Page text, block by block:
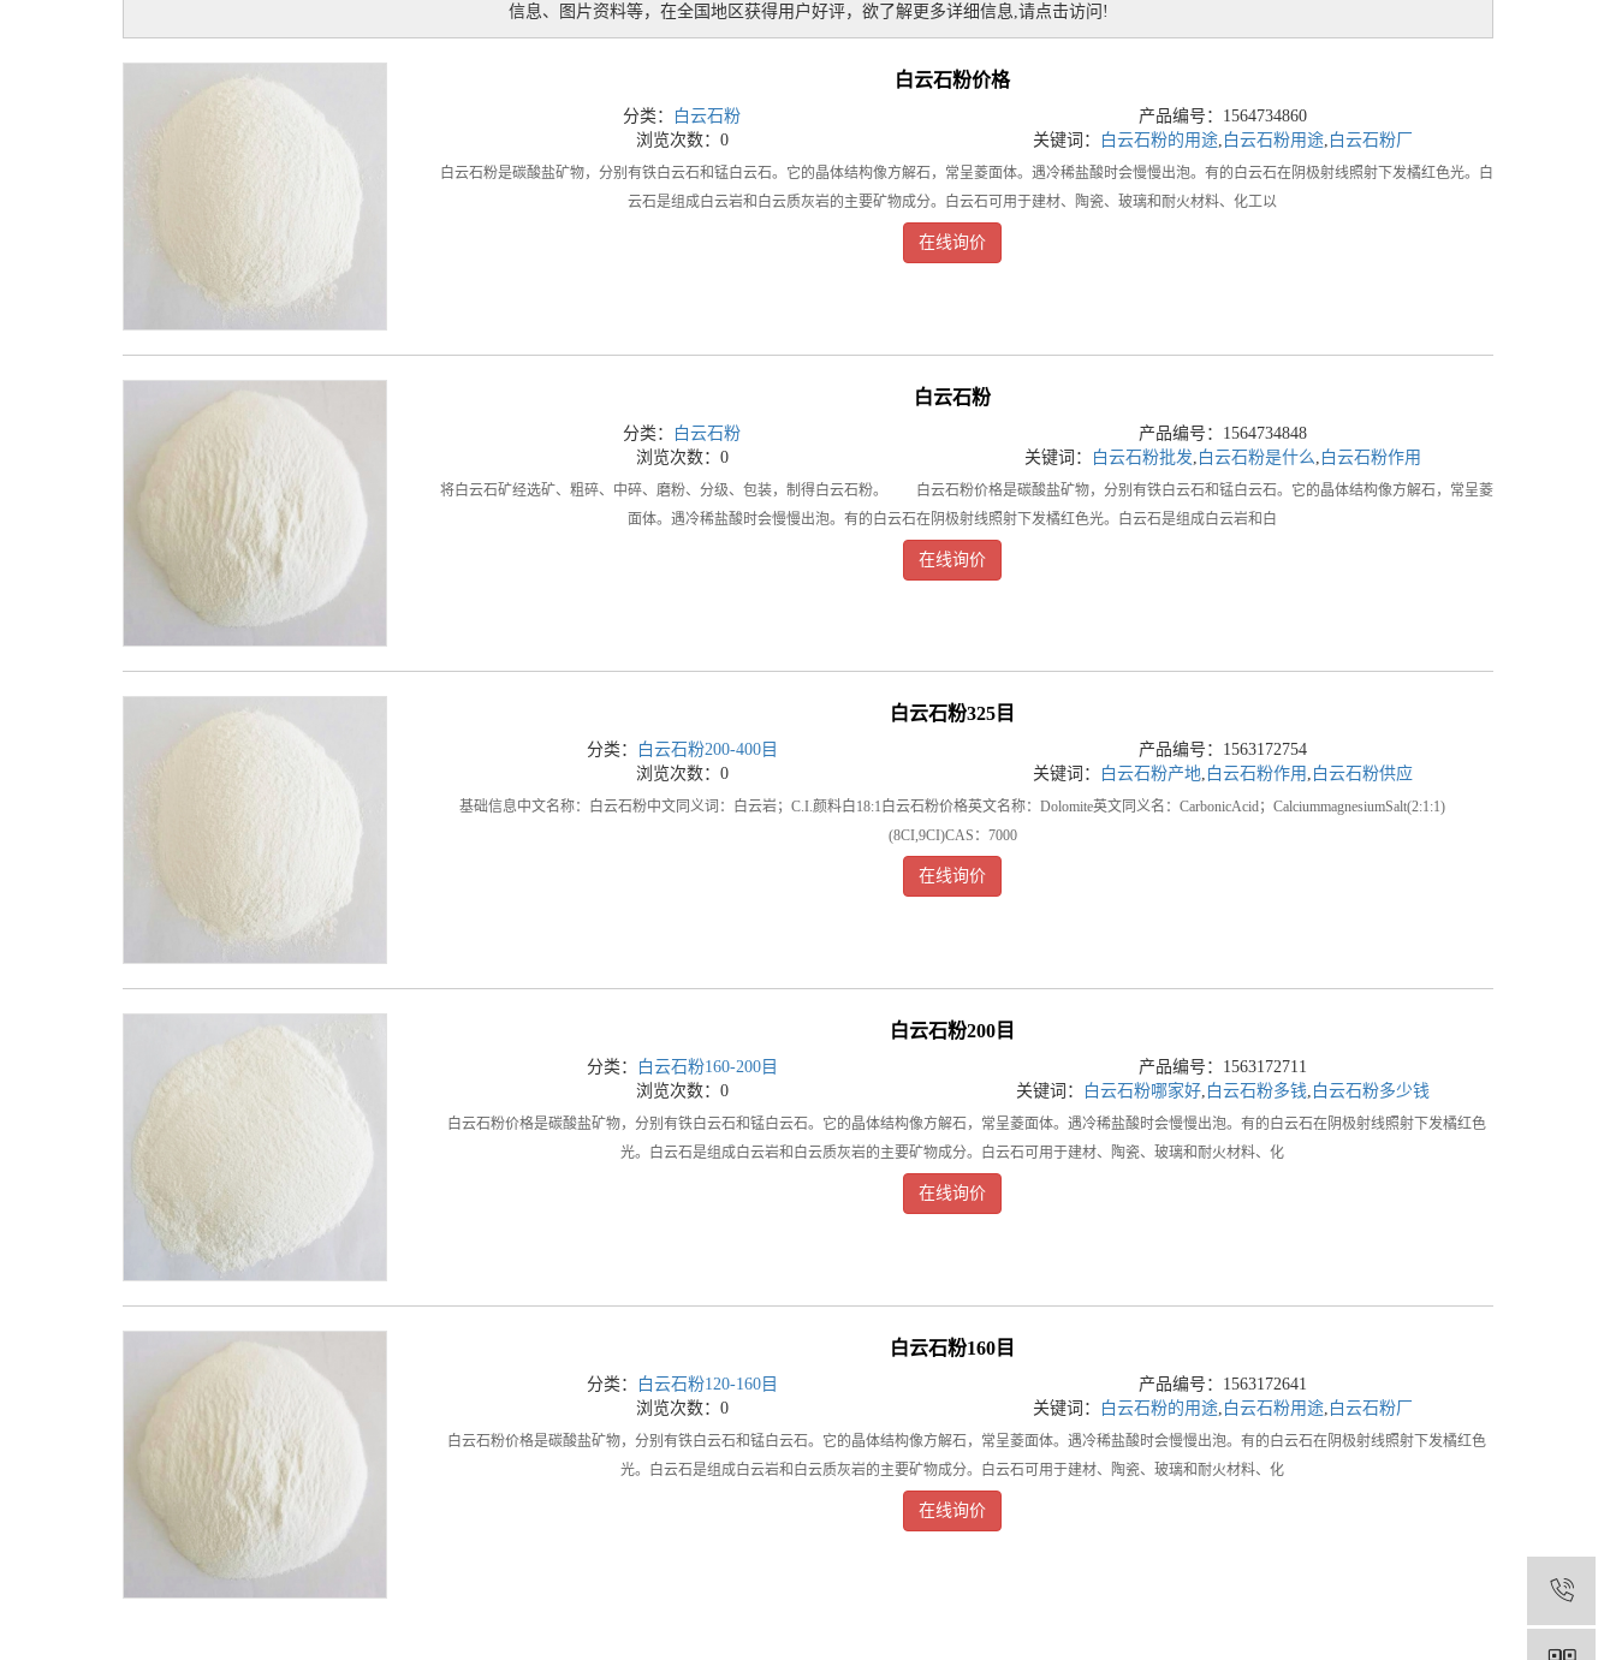
信息、图片资料等，在全国地区获得用户好评，欲了解更多详细信息,请点击访问!
白云石粉价格
分类： 白云石粉
产品编号：1564734860
浏览次数：0
关键词： 白云石粉的用途 白云石粉用途 白云石粉厂
白云石粉是碳酸盐矿物，分别有铁白云石和锰白云石。它的晶体结构像方解石，常呈菱面体。遇冷稀盐酸时会慢慢出泡。有的白云石在阴极射线照射下发橘红色光。白
云石是组成白云岩和白云质灰岩的主要矿物成分。白云石可用于建材、陶瓷、玻璃和耐火材料、化工以
在线询价
白云石粉
分类： 白云石粉
产品编号：1564734848
浏览次数：0
关键词： 白云石粉批发 白云石粉是什么 白云石粉作用
将白云石矿经选矿、粗碎、中碎、磨粉、分级、包装，制得白云石粉。 白云石粉价格是碳酸盐矿物，分别有铁白云石和锰白云石。它的晶体结构像方解石，常呈菱
面体。遇冷稀盐酸时会慢慢出泡。有的白云石在阴极射线照射下发橘红色光。白云石是组成白云岩和白
在线询价
白云石粉325目
分类： 白云石粉200-400目
产品编号：1563172754
浏览次数：0
关键词： 白云石粉产地, 白云石粉作用 , 白云石粉供应
基础信息中文名称：白云石粉中文同义词：白云岩；C.I.颜料白18:1白云石粉价格英文名称：Dolomite英文同义名：CarbonicAcid；CalciummagnesiumSalt(2:1:1)
(8CI,9CI)CAS：7000
在线询价
白云石粉200目
分类： 白云石粉160-200目
产品编号：1563172711
浏览次数：0
关键词： 白云石粉哪家好, 白云石粉多钱, 白云石粉多少钱
白云石粉价格是碳酸盐矿物，分别有铁白云石和锰白云石。它的晶体结构像方解石，常呈菱面体。遇冷稀盐酸时会慢慢出泡。有的白云石在阴极射线照射下发橘红色
光。白云石是组成白云岩和白云质灰岩的主要矿物成分。白云石可用于建材、陶瓷、玻璃和耐火材料、化
在线询价
白云石粉160目
分类： 白云石粉120-160目
产品编号：1563172641
浏览次数：0
关键词： 白云石粉的用途, 白云石粉用途, 白云石粉厂
白云石粉价格是碳酸盐矿物，分别有铁白云石和锰白云石。它的晶体结构像方解石，常呈菱面体。遇冷稀盐酸时会慢慢出泡。有的白云石在阴极射线照射下发橘红色
光。白云石是组成白云岩和白云质灰岩的主要矿物成分。白云石可用于建材、陶瓷、玻璃和耐火材料、化
在线询价